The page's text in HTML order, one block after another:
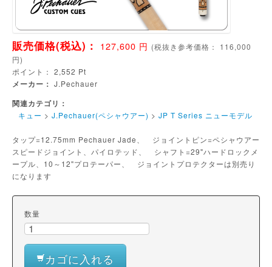
販売価格(税込)： 127,600 円 (税抜き参考価格：
116,000
円)
ポイント： 2,552 Pt
メーカー： J.Pechauer
関連カテゴリ：
キュー > J.Pechauer(ペシャウアー) > JP T Series ニューモデル
タップ=12.75mm Pechauer Jade、 ジョイントピン=ペシャウアー
スピードジョイント、パイロテッド、 シャフト=29"ハードロックメ
ープル、10～12"プロテーパー、 ジョイントプロテクターは別売り
になります
数量
カゴに入れる